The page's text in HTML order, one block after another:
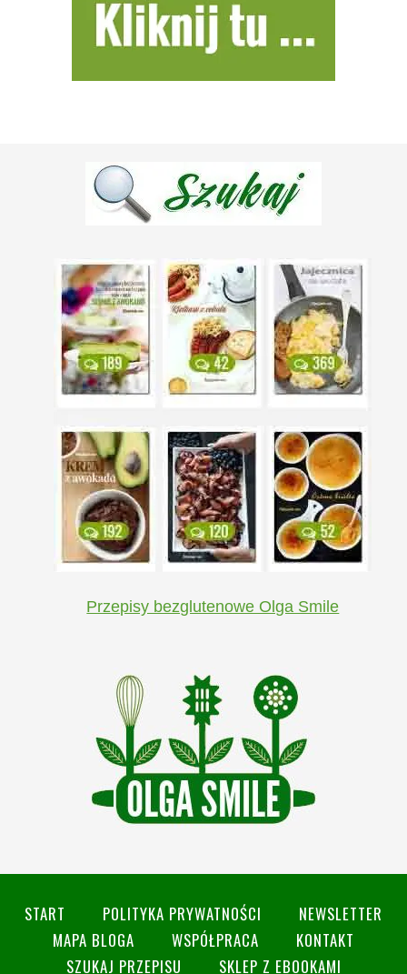
Przepisy bezglutenowe Olga Smile
START POLITYKA PRYWATNOŚCI
NEWSLETTER
MAPA BLOGA
WSPÓŁPRACA
KONTAKT
SZUKAJ PRZEPISU
SKLEP Z EBOOKAMI